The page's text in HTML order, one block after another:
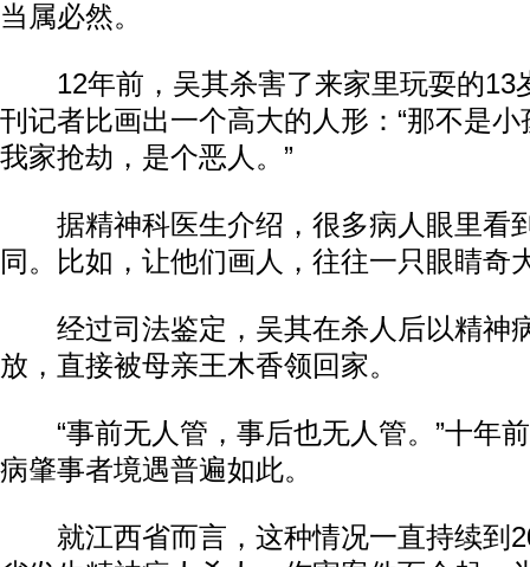
当属必然。
12年前，吴其杀害了来家里玩耍的13
刊记者比画出一个高大的人形：“那不是
我家抢劫，是个恶人。”
据精神科医生介绍，很多病人眼里看
同。比如，让他们画人，往往一只眼睛奇
经过司法鉴定，吴其在杀人后以精神
放，直接被母亲王木香领回家。
“事前无人管，事后也无人管。”十年
病肇事者境遇普遍如此。
就江西省而言，这种情况一直持续到